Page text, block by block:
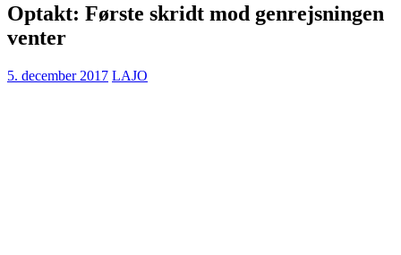
Optakt: Første skridt mod genrejsningen
venter
5. december 2017 LAJO